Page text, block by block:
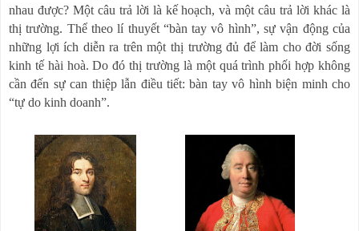
nhau được? Một câu trả lời là kế hoạch, và một câu trả lời khác là
thị trường. Thể theo lí thuyết “bàn tay vô hình”, sự vận động của
những lợi ích diễn ra trên một thị trường đủ để làm cho đời sống
kinh tế hài hoà. Do đó thị trường là một quá trình phối hợp không
cần đến sự can thiệp lẫn điều tiết: bàn tay vô hình biện minh cho
“tự do kinh doanh”.